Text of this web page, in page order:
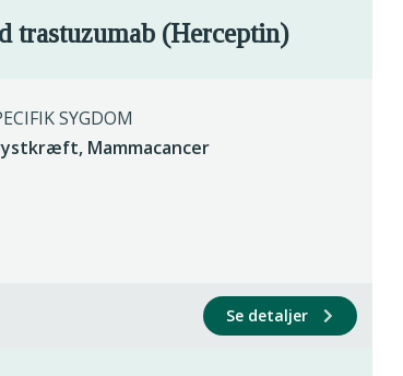
trastuzumab (Herceptin)
SYGDOM
Mammacancer
Se detaljer